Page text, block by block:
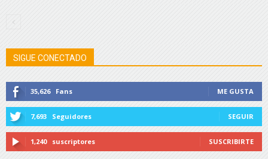
SIGUE CONECTADO
35,626 Fans ME GUSTA
7,693 Seguidores SEGUIR
1,240 suscriptores SUSCRIBIRTE